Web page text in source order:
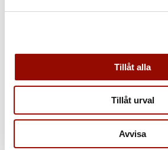
Tillåt alla
Tillåt urval
Avvisa
16 maj kl 12:00 CEST
Auktion:Internationell
Följerätt:Ja